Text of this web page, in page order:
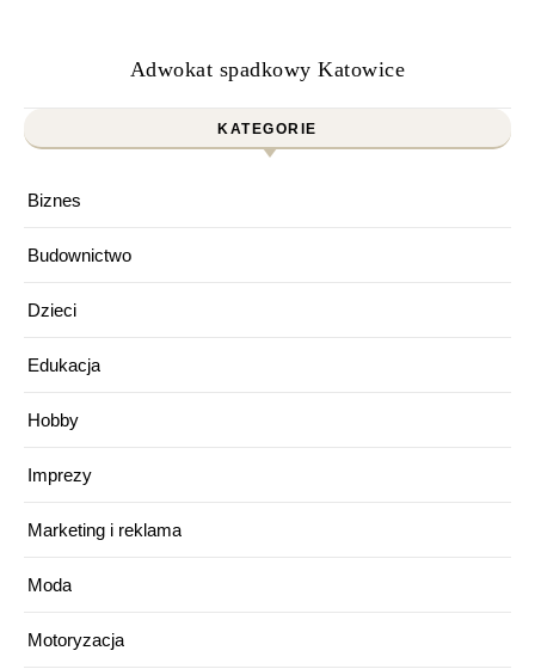
Adwokat spadkowy Katowice
KATEGORIE
Biznes
Budownictwo
Dzieci
Edukacja
Hobby
Imprezy
Marketing i reklama
Moda
Motoryzacja